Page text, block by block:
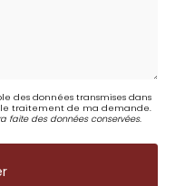
des données transmises dans
traitement de ma demande.
faite des données conservées.